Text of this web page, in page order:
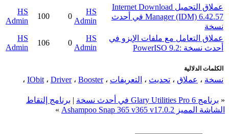
عملاق التحميل Internet Download
Manager (IDM) 6.42.57 في أحدث
نسخة
HS
Admin
0
100
HS
Admin
عملاق التعامل مع ملفات الإيزو في
أحدث نسخة :PowerISO 9.2
HS
Admin
0
106
HS
Admin
الكلمات الدلالية
نسخة ، عملاق ، تحديث ، التعريفات ، IObit ، Driver، Booster ،
« برنامج Glary Utilities Pro 6 في أحدث نسخة | برنامج إلتقاط
الشاشة المميز Ashampoo Snap 365 v365 v17.0.2
»